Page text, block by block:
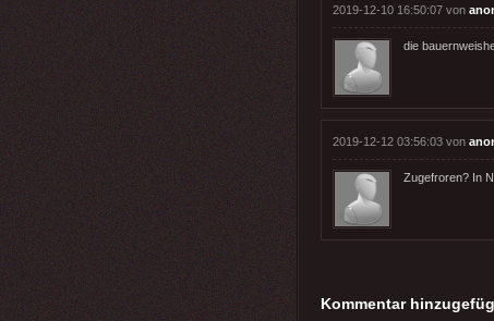
2019-12-10 16:50:07 von
die
2019-12-12 03:56:03 von
Zugefroren? In
Kommentar